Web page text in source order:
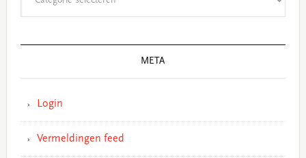
META
Login
Vermeldingen feed